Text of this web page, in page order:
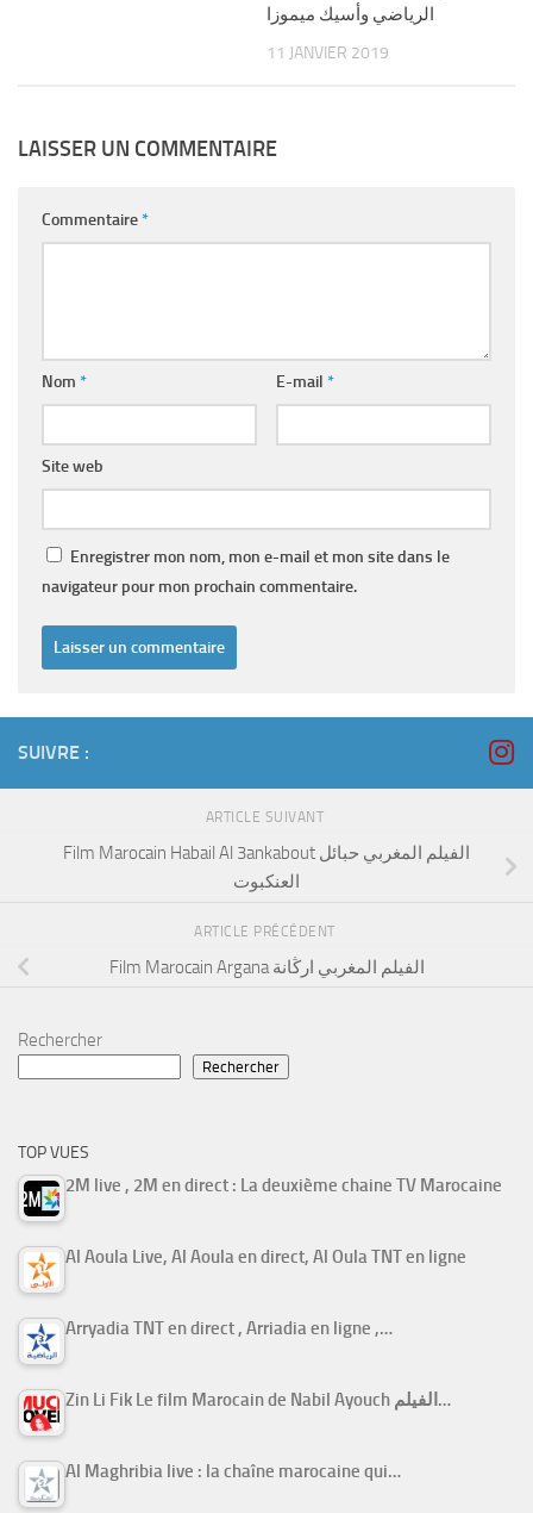
الرياضي وأسيك ميموزا
11 JANVIER 2019
LAISSER UN COMMENTAIRE
Commentaire*
Nom * E-mail *
Site web
Enregistrer mon nom, mon e-mail et mon site dans le
navigateur pour mon prochain commentaire.
SUIVRE :
ARTICLE SUIVANT
Film Marocain Habail Al 3ankabout الفيلم المغربي حبائل
العنكبوت
ARTICLE PRÉCÉDENT
Film Marocain Argana الفيلم المغربي ارڭانة
Rechercher
Rechercher
TOP VUES
2M live , 2M en direct : La deuxième chaine TV Marocaine
Al Aoula Live, Al Aoula en direct, Al Oula TNT en ligne
Arryadia TNT en direct , Arriadia en ligne ,…
Zin Li Fik Le film Marocain de Nabil Ayouch الفيلم…
Al Maghribia live : la chaîne marocaine qui…